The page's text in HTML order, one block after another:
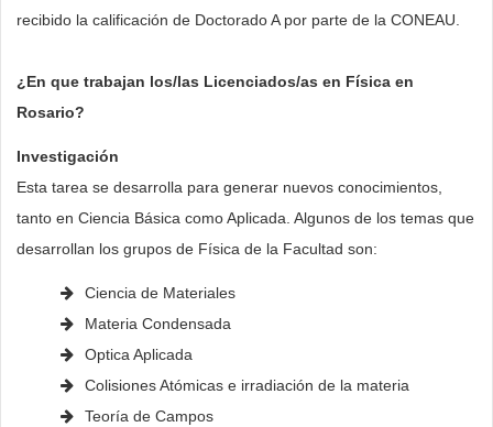
recibido la calificación de Doctorado A por parte de la CONEAU.
¿En que trabajan los/las Licenciados/as en Física en
Rosario?
Investigación
Esta tarea se desarrolla para generar nuevos conocimientos,
tanto en Ciencia Básica como Aplicada. Algunos de los temas que
desarrollan los grupos de Física de la Facultad son:
Ciencia de Materiales
Materia Condensada
Optica Aplicada
Colisiones Atómicas e irradiación de la materia
Teoría de Campos